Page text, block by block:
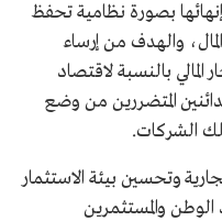
بصورة نظامية تحفظ
والهدف من إرساء
بالنسبة لاقتصاد
المتضررين من وضع
تلك الشركات.
وتحسين بيئة الاستثمار
الوطن والمستثمرين